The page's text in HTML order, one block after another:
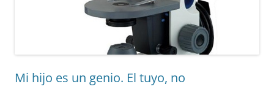
Mi hijo es un genio. El tuyo, no